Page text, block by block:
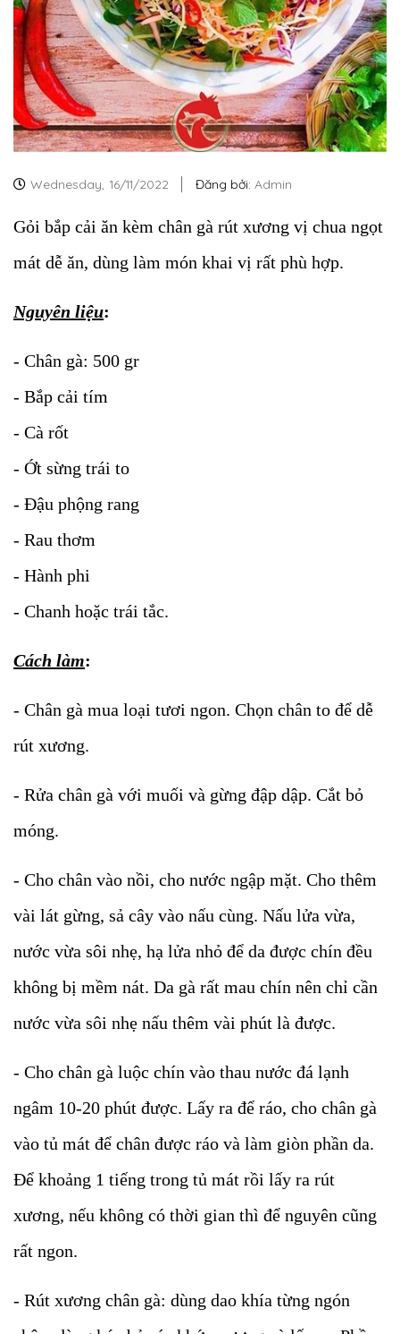
Wednesday, 16/11/2022 Đăng bởi: Admin
Gỏi bắp cải ăn kèm chân gà rút xương vị chua ngọt
mát dễ ăn, dùng làm món khai vị rất phù hợp.
Nguyên liệu:
- Chân gà: 500 gr
- Bắp cải tím
- Cà rốt
- Ớt sừng trái to
- Đậu phộng rang
- Rau thơm
- Hành phi
- Chanh hoặc trái tắc.
Cách làm:
- Chân gà mua loại tươi ngon. Chọn chân to để dễ
rút xương.
- Rửa chân gà với muối và gừng đập dập. Cắt bỏ
móng.
- Cho chân vào nồi, cho nước ngập mặt. Cho thêm
vài lát gừng, sả cây vào nấu cùng. Nấu lửa vừa,
nước vừa sôi nhẹ, hạ lửa nhỏ để da được chín đều
không bị mềm nát. Da gà rất mau chín nên chỉ cần
nước vừa sôi nhẹ nấu thêm vài phút là được.
- Cho chân gà luộc chín vào thau nước đá lạnh
ngâm 10-20 phút được. Lấy ra để ráo, cho chân gà
vào tủ mát để chân được ráo và làm giòn phần da.
Để khoảng 1 tiếng trong tủ mát rồi lấy ra rút
xương, nếu không có thời gian thì để nguyên cũng
rất ngon.
- Rút xương chân gà: dùng dao khía từng ngón